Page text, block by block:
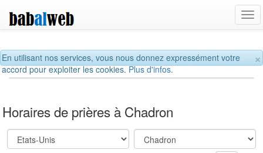
×
En utilisant nos services, vous nous donnez expressément votre
accord pour exploiter les cookies.Plus d'infos.
Horaires de prières à Chadron